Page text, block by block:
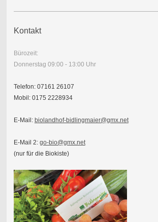
Kontakt
Bürozeit:
Donnerstag 09:00 - 13:00 Uhr
Telefon: 07161 26107
Mobil: 0175 2228934
E-Mail: biolandhof-bidlingmaier@gmx.net
E-Mail 2: go-bio@gmx.net
(nur für die Biokiste)